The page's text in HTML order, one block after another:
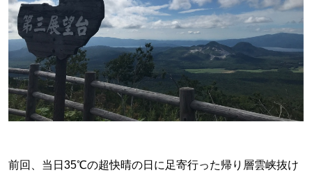
前回、当日35℃の超快晴の日に足寄行った帰り層雲峡抜け